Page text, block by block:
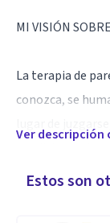
MI VISIÓN
La terapia de
conozca, se
se han hecho,
crear nuevas
Ver descripción
Estos son